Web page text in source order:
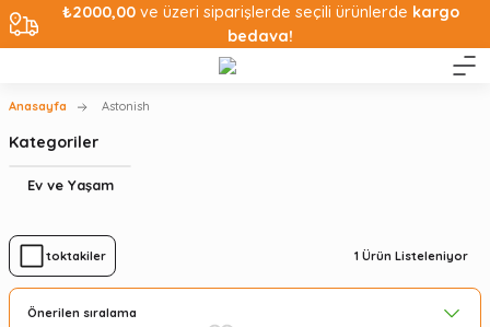
₺2000,00ve üzeri siparişlerde seçili ürünlerde kargo
bedava!
Anasayfa Astonish
Kategoriler
Ev ve Yaşam
Stoktakiler 1 Ürün Listeleniyor